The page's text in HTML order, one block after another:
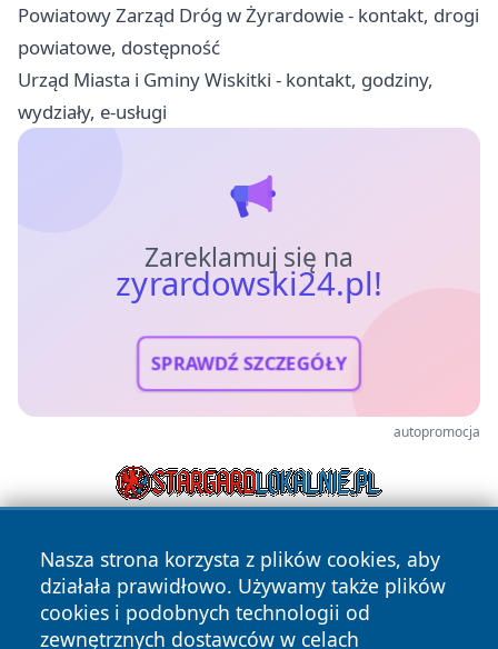
Powiatowy Zarząd Dróg w Żyrardowie - kontakt, drogi
powiatowe, dostępność
Urząd Miasta i Gminy Wiskitki - kontakt, godziny,
wydziały, e-usługi
Zareklamuj się na
zyrardowski24.pl!
SPRAWDŹ SZCZEGÓŁY
autopromocja
Nasza strona korzysta z plików cookies, aby
działała prawidłowo. Używamy także plików
cookies i podobnych technologii od
zewnętrznych dostawców w celach